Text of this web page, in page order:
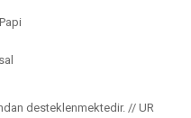
desteklenmektedir. // UR